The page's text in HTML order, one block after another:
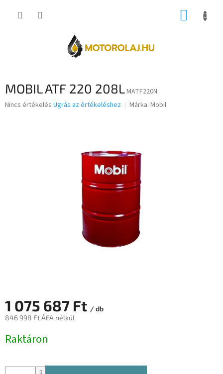
KOSÁR
MOBIL ATF 220 208LMATF220N
A
Nincs értékelés Ugrás az értékeléshez Márka: Mobil
1 075 687 Ft / db
846 998 Ft ÁFA nélkül
Raktáron